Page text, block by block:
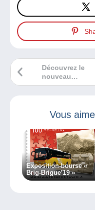
Découvrez le
nouveau
Delcampe
Classiques 5 !
Vous
Exposition-bourse «
Brig-Brigue’19 »